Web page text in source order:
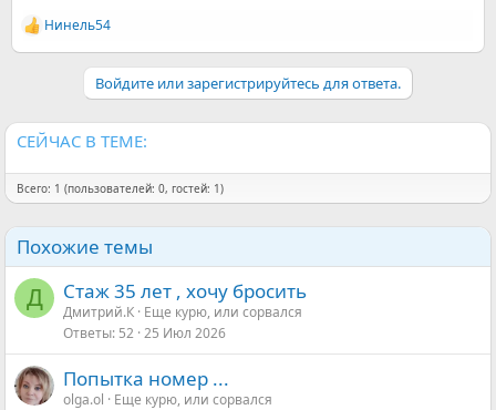
Р
е
и
и
Нинель54
Войдите или зарегистрируйтесь для ответа.
СЕЙЧАС В ТЕМЕ:
Всего: 1 (пользователей: 0, гостей: 1)
Похожие темы
Д Стаж 35 лет , хочу бросить
Дмитрий.К Еще курю, или сорвался
Ответы 52 25 Июл 2026
Попытка номер ...
olga.ol
Еще курю, или сорвался